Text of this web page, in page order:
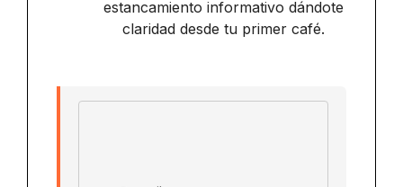
estancamiento informativo dándote
claridad desde tu primer café.